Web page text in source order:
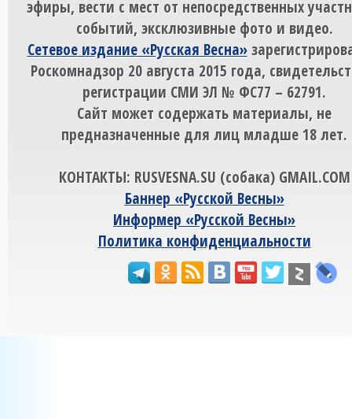
эфиры, вести с мест от непосредственных
событий, эксклюзивные фото и видео.
Сетевое издание «Русская Весна»
Роскомнадзор 20 августа 2015 года,
регистрации СМИ ЭЛ № ФС77 – 62791.
Сайт может содержать материалы, не
предназначенные для лиц младше 18 лет.
КОНТАКТЫ: RUSVESNA.SU (собака) GMAIL.COM
Баннер «Русской Весны»
Информер «Русской Весны»
Политика конфиденциальности